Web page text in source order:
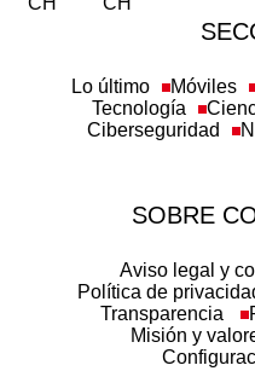
Lo último Móviles
Tecnología
Ciberseguridad
SOBRE
Aviso legal y
Política de
Transparencia
Misión y